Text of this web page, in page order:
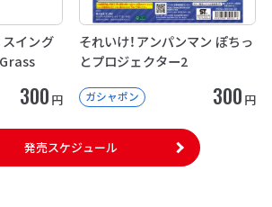
イング
300 円
それいけ！アンパンマン ぽちっ
とプロジェクター2
ガシャポン 300 円
発売スケジュール